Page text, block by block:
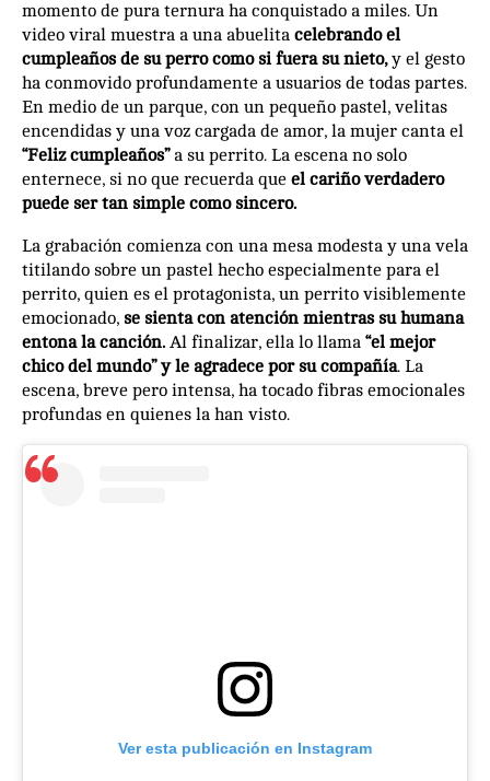
momento de pura ternura ha conquistado a miles. Un
video viral muestra a una abuelita celebrando el
cumpleaños de su perro como si fuera su nieto,y el gesto
ha conmovido profundamente a usuarios de todas partes.
En medio de un parque, con un pequeño pastel, velitas
encendidas y una voz cargada de amor, la mujer canta el
“Feliz cumpleaños”a su perrito. La escena no solo
enternece, si no que recuerda que el cariño verdadero
puede ser tan simple como sincero.
La grabación comienza con una mesa modesta y una vela
titilando sobre un pastel hecho especialmente para el
perrito, quien es el protagonista, un perrito visiblemente
emocionado, se sienta con atención mientras su humana
entona la canción. Al finalizar, ella lo llama “el mejor
chico del mundo” y le agradece por su compañía. La
escena, breve pero intensa, ha tocado fibras emocionales
profundas en quienes la han visto.
Ver esta publicación en Instagram